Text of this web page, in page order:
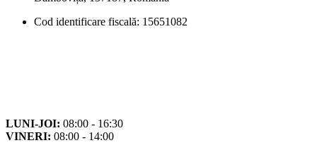
Cod identificare fiscală: 15651082
LUNI-JOI: 08:00 - 16:30
VINERI: 08:00 - 14:00